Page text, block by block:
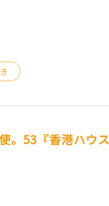
。53『香港ハウ